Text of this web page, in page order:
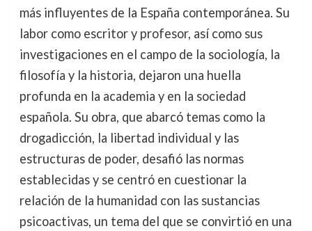
más influyentes de la España contemporánea. Su
labor como escritor y profesor, así como sus
investigaciones en el campo de la sociología, la
filosofía y la historia, dejaron una huella
profunda en la academia y en la sociedad
española. Su obra, que abarcó temas como la
drogadicción, la libertad individual y las
estructuras de poder, desafió las normas
establecidas y se centró en cuestionar la
relación de la humanidad con las sustancias
psicoactivas, un tema del que se convirtió en una